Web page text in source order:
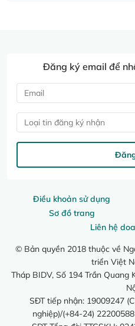
Điều khoản sử dụng
Sơ đồ trang
Liên hệ
© Bản quyền 2018 thuộc về
triển Việt
Tháp BIDV, Số 194 Trần Quang
SĐT tiếp nhận: 19009247
nghiệp)/(+84-24)
Đăng ký email để
Loại tin đăng ký nhận